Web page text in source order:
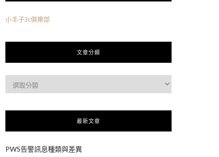
小丰子3c俱樂部
文章分類
最新文章
PWS告警訊息種類與差異